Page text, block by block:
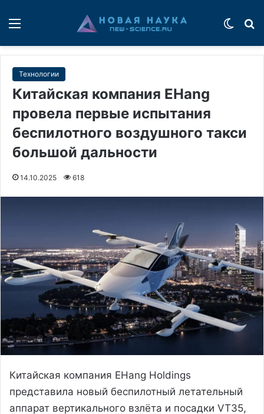
Технологии
Китайская компания EHang
провела первые испытания
беспилотного воздушного такси
большой дальности
14.10.2025 618
Китайская компания EHang Holdings
представила новый беспилотный летательный
аппарат вертикального взлёта и посадки VT35,